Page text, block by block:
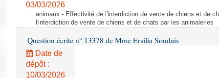
03/03/2026
animaux - Effectivité de l'interdiction de vente de chiens et de
l'interdiction de vente de chiens et de chats par les animaleries
Question écrite n° 13378 de Mme Ersilia Soudais
Date de
dépôt :
10/03/2026